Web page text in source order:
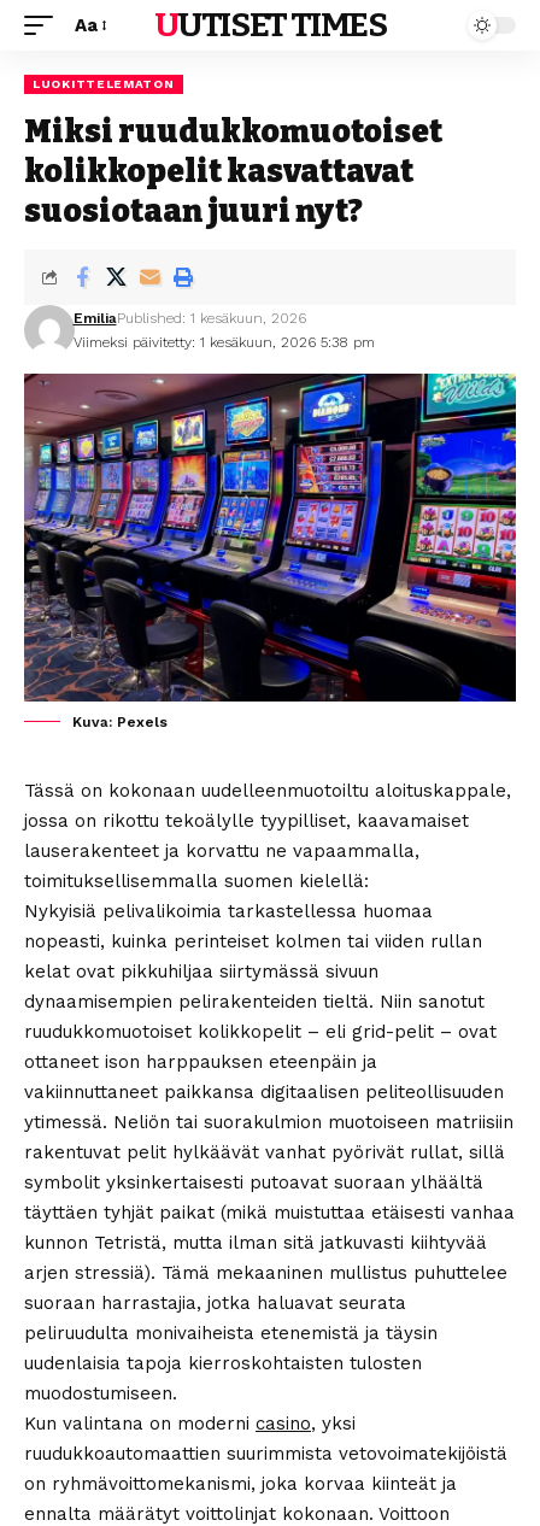
Aa UUTISET TIMES
LUOKITTELEMATON
Miksi ruudukkomuotoiset
kolikkopelit kasvattavat
suosiotaan juuri nyt?
Viimeksi päivitetty: 1 kesäkuun, 2026 5:38 pm
EmiliaPublished: 1 kesäkuun, 2026
Kuva: Pexels
Tässä on kokonaan uudelleenmuotoiltu aloituskappale,
jossa on rikottu tekoälylle tyypilliset, kaavamaiset
lauserakenteet ja korvattu ne vapaammalla,
toimituksellisemmalla suomen kielellä:
Nykyisiä pelivalikoimia tarkastellessa huomaa
nopeasti, kuinka perinteiset kolmen tai viiden rullan
kelat ovat pikkuhiljaa siirtymässä sivuun
dynaamisempien pelirakenteiden tieltä. Niin sanotut
ruudukkomuotoiset kolikkopelit – eli grid-pelit – ovat
ottaneet ison harppauksen eteenpäin ja
vakiinnuttaneet paikkansa digitaalisen peliteollisuuden
ytimessä. Neliön tai suorakulmion muotoiseen matriisiin
rakentuvat pelit hylkäävät vanhat pyörivät rullat, sillä
symbolit yksinkertaisesti putoavat suoraan ylhäältä
täyttäen tyhjät paikat (mikä muistuttaa etäisesti vanhaa
kunnon Tetristä, mutta ilman sitä jatkuvasti kiihtyvää
arjen stressiä). Tämä mekaaninen mullistus puhuttelee
suoraan harrastajia, jotka haluavat seurata
peliruudulta monivaiheista etenemistä ja täysin
uudenlaisia tapoja kierroskohtaisten tulosten
muodostumiseen.
Kun valintana on moderni casino, yksi
ruudukkoautomaattien suurimmista vetovoimatekijöistä
on ryhmävoittomekanismi, joka korvaa kiinteät ja
ennalta määrätyt voittolinjat kokonaan. Voittoon